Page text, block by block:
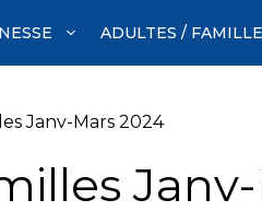
ADULTES /
Janv-Mars 2024